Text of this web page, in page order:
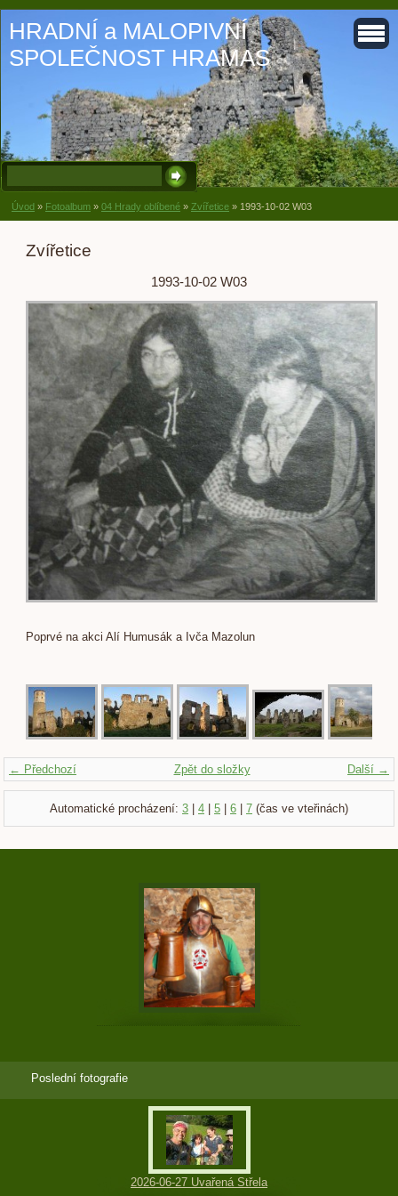
HRADNÍ a MALOPIVNÍ
SPOLEČNOST HRAMAS
Úvod » Fotoalbum » 04 Hrady oblíbené » Zvířetice » 1993-10-02 W03
Zvířetice
1993-10-02 W03
Poprvé na akci Alí Humusák a Ivča Mazolun
← Předchozí Další →
Zpět do složky
Automatické procházení: 3 4 5 6 7 (čas ve vteřinách)
Poslední fotografie
2026-06-27 Uvařená Střela